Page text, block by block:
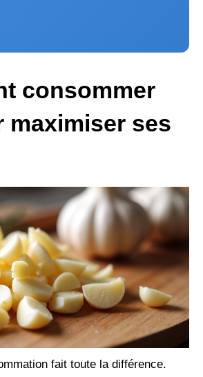
consommer
maximiser ses
fait toute la différence.